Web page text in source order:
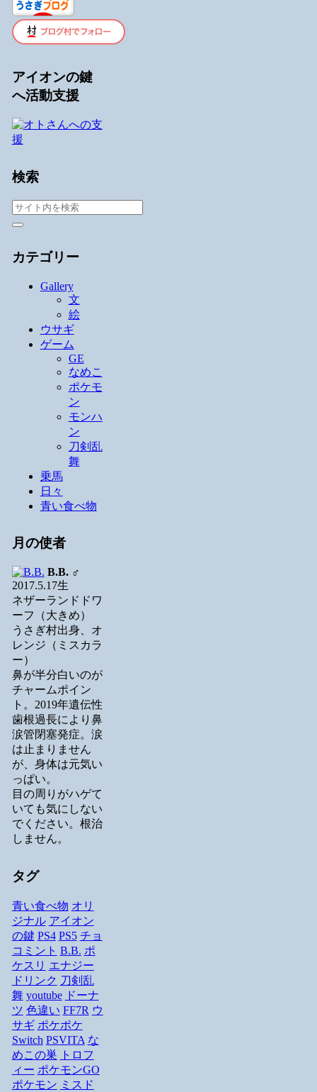
アイオンの鍵
へ活動支援
検索
カテゴリー
Gallery
文
絵
ウサギ
ゲーム
GE
なめこ
ポケモ
ン
モンハ
ン
刀剣乱
舞
乗馬
日々
青い食べ物
月の使者
B.B.♂
2017.5.17生
ネザーランドドワ
ーフ（大きめ）
うさぎ村出身、オ
レンジ（ミスカラ
ー）
鼻が半分白いのが
チャームポイン
ト。2019年遺伝性
歯根過長により鼻
涙管閉塞発症。涙
は止まりません
が、身体は元気い
っぱい。
目の周りがハゲて
いても気にしない
でください。根治
しません。
タグ
青い食べ物 オリ
ジナル アイオン
の鍵 PS4 PS5 チョ
コミント B.B. ポ
ケスリ エナジー
ドリンク 刀剣乱
舞 youtube ドーナ
ツ 色違い FF7R ウ
サギ ポケポケ
Switch PSVITA な
めこの巣
トロフ
ィー ポケモンGO
ポケモン ミスド